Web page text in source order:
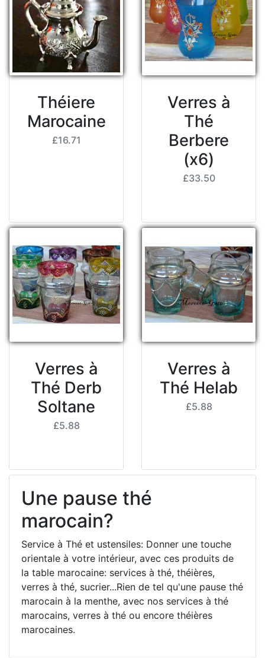
Théiere
Marocaine
£16.71
Verres à
Thé
Berbere
(x6)
£33.50
Verres à
Thé Derb
Soltane
£5.88
Verres à
Thé Helab
£5.88
Une pause thé
marocain?
Service à Thé et ustensiles: Donner une touche
orientale à votre intérieur, avec ces produits de
la table marocaine: services à thé, théières,
verres à thé, sucrier...Rien de tel qu'une pause thé
marocain à la menthe, avec nos services à thé
marocains, verres à thé ou encore théières
marocaines.